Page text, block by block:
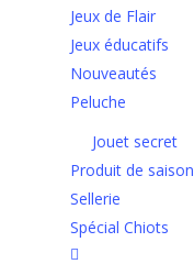
Jeux de Flair
Jeux éducatifs
Nouveautés
Peluche
Jouet secret
Produit de saison
Sellerie
Spécial Chiots
facebook